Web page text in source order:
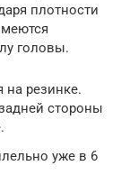
плотности
головы.
на резинке.
стороны
уже в 6